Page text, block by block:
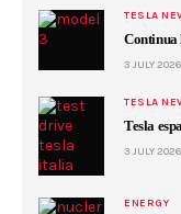
TESLA
Continua
3 JULY 2026
TESLA
Tesla
3 JULY 2026
ENERGY